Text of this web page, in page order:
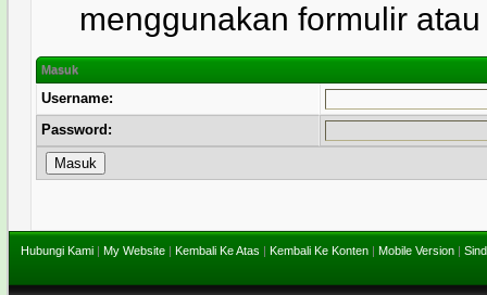
menggunakan formulir
Masuk
Username:
Password:
Hubungi Kami | My Website | Kembali Ke Atas | Kembali Ke Konten | Mobile Version |